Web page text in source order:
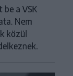
a VSK
Nem
közül